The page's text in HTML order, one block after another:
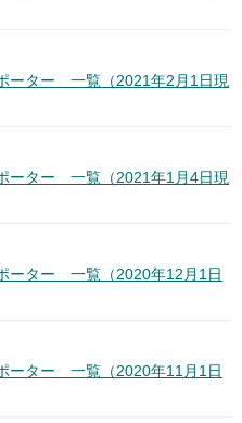
ーター 一覧（2021年2月1日現
ーター 一覧（2021年1月4日現
ーター 一覧（2020年12月1日
ーター 一覧（2020年11月1日